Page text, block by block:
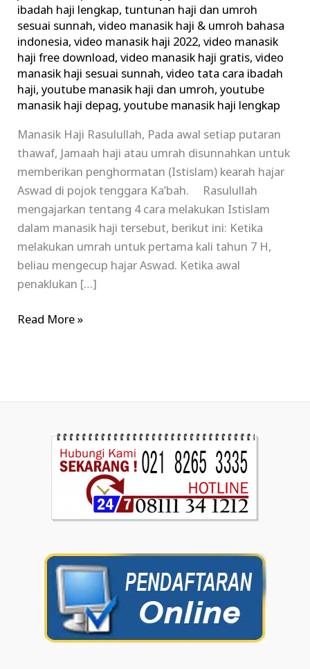
ibadah haji lengkap,tuntunan haji dan umroh
sesuai sunnah,video manasik haji & umroh bahasa
indonesia,video manasik haji 2022,video manasik
haji free download,video manasik haji gratis,video
manasik haji sesuai sunnah,video tata cara ibadah
haji,youtube manasik haji dan umroh,youtube
manasik haji depag,youtube manasik haji lengkap
Manasik Haji Rasulullah, Pada awal setiap putaran
thawaf, Jamaah haji atau umrah disunnahkan untuk
memberikan penghormatan (Istislam) kearah hajar
Aswad di pojok tenggara Ka’bah. Rasulullah
mengajarkan tentang 4 cara melakukan Istislam
dalam manasik haji tersebut, berikut ini: Ketika
melakukan umrah untuk pertama kali tahun 7 H,
beliau mengecup hajar Aswad. Ketika awal
penaklukan […]
Read More »